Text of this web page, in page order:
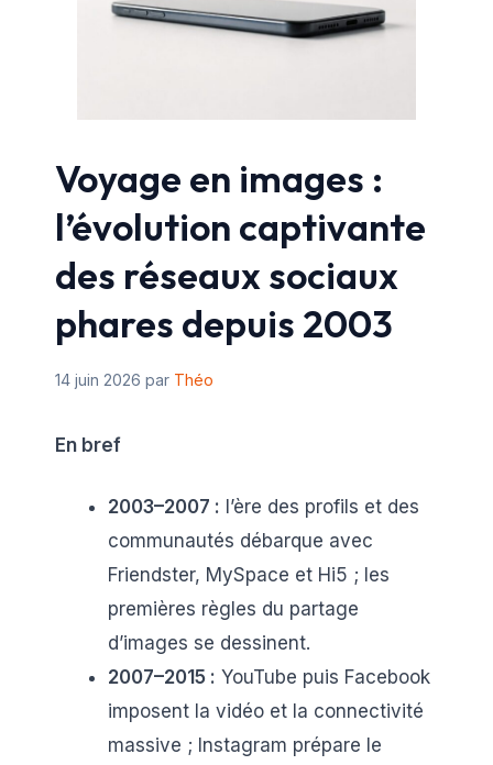
Voyage en images :
l’évolution captivante
des réseaux sociaux
phares depuis 2003
14 juin 2026 par Théo
En bref
2003–2007 : l’ère des profils et des
communautés débarque avec
Friendster, MySpace et Hi5 ; les
premières règles du partage
d’images se dessinent.
2007–2015 : YouTube puis Facebook
imposent la vidéo et la connectivité
massive ; Instagram prépare le